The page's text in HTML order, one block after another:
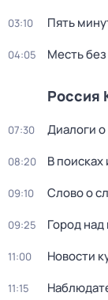
03:10 Пять
04:05 Месть
Россия
07:30 Диалоги
08:20 В поисках
09:10 Слово о
09:25 Город над
11:00 Новости
11:15